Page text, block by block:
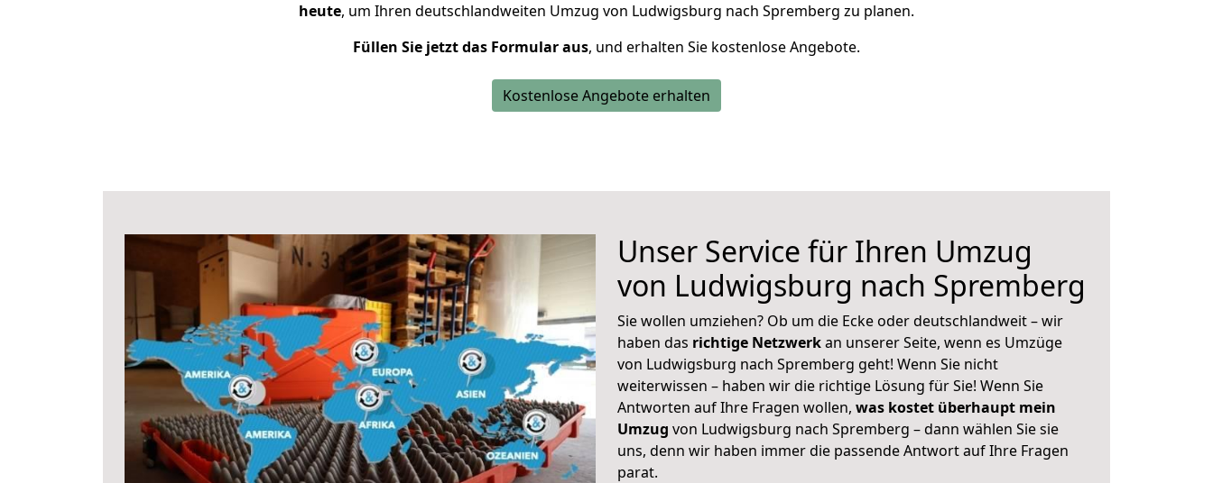
heute, um Ihren deutschlandweiten Umzug von Ludwigsburg nach Spremberg zu planen.
Füllen Sie jetzt das Formular aus, und erhalten Sie kostenlose Angebote.
Kostenlose Angebote erhalten
Unser Service für Ihren Umzug
von Ludwigsburg nach Spremberg
Sie wollen umziehen? Ob um die Ecke oder deutschlandweit – wir
haben das richtige Netzwerkan unserer Seite, wenn es Umzüge
von Ludwigsburg nach Spremberg geht! Wenn Sie nicht
weiterwissen – haben wir die richtige Lösung für Sie! Wenn Sie
Antworten auf Ihre Fragen wollen, was kostet überhaupt mein
Umzug von Ludwigsburg nach Spremberg – dann wählen Sie sie
uns, denn wir haben immer die passende Antwort auf Ihre Fragen
parat.